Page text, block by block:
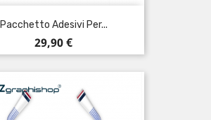
Pacchetto Adesivi Per...
Prezzo
29,90 €